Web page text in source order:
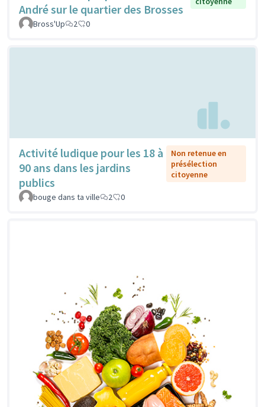
André sur le quartier des Brosses
Bross'Up 2 0
Activité ludique pour les 18 à
90 ans dans les jardins
publics
Non retenue en
présélection
citoyenne
bouge dans ta ville 2 0